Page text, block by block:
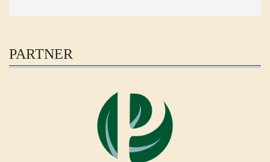
PARTNER